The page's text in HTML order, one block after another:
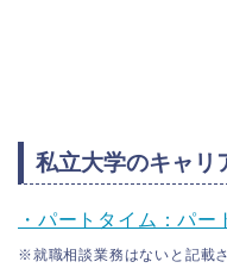
私立大学のキャリ
・パートタイム：パ
※就職相談業務はないと記載